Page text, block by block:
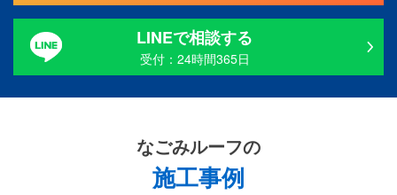
LINEで相談する
受付：24時間365日
なごみルーフの
施工事例